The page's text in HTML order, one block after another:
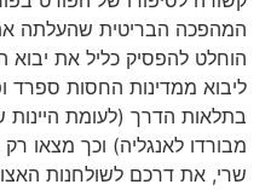
המהפכה הבריטית שהעלתה את
הוחלט להפסיק כליל את יבוא
ליבוא ממדינות החסות ספרד
בתלאות הדרך (לעומת היינות
מבורדו לאנגליה) וכך מצאו רק
שרי, את דרכם לשולחנות